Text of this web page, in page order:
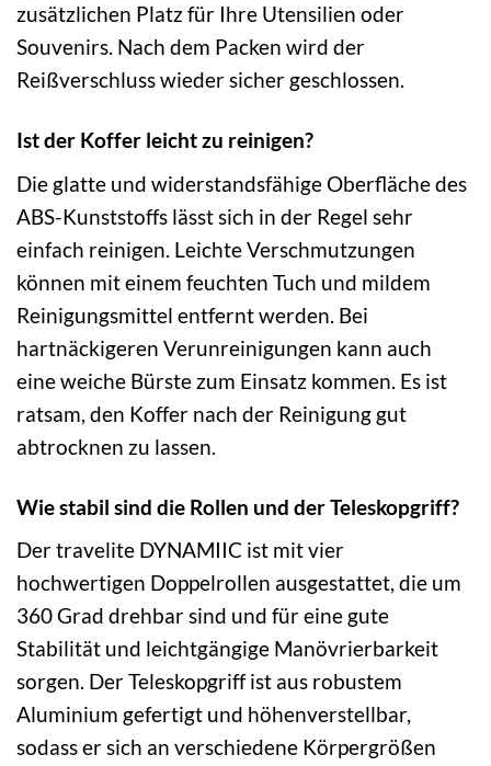
zusätzlichen Platz für Ihre Utensilien oder
Souvenirs. Nach dem Packen wird der
Reißverschluss wieder sicher geschlossen.
Ist der Koffer leicht zu reinigen?
Die glatte und widerstandsfähige Oberfläche des
ABS-Kunststoffs lässt sich in der Regel sehr
einfach reinigen. Leichte Verschmutzungen
können mit einem feuchten Tuch und mildem
Reinigungsmittel entfernt werden. Bei
hartnäckigeren Verunreinigungen kann auch
eine weiche Bürste zum Einsatz kommen. Es ist
ratsam, den Koffer nach der Reinigung gut
abtrocknen zu lassen.
Wie stabil sind die Rollen und der Teleskopgriff?
Der travelite DYNAMIIC ist mit vier
hochwertigen Doppelrollen ausgestattet, die um
360 Grad drehbar sind und für eine gute
Stabilität und leichtgängige Manövrierbarkeit
sorgen. Der Teleskopgriff ist aus robustem
Aluminium gefertigt und höhenverstellbar,
sodass er sich an verschiedene Körpergrößen